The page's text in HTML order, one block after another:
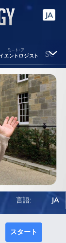
JA
言語: JA
スタート